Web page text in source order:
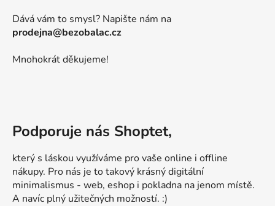
Dává vám to smysl? Napište nám na
prodejna@bezobalac.cz
Mnohokrát děkujeme!
Podporuje nás Shoptet,
který s láskou využíváme pro vaše online i offline
nákupy. Pro nás je to takový krásný digitální
minimalismus - web, eshop i pokladna na jenom místě.
A navíc plný užitečných možností. :)